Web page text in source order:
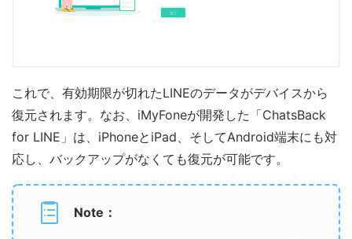
これで、有効期限が切れたLINEのデータがデバイスから
復元されます。なお、iMyFoneが開発した「ChatsBack
for LINE」は、iPhoneとiPad、そしてAndroid端末にも対
応し、バックアップがなくても復元が可能です。
Note：